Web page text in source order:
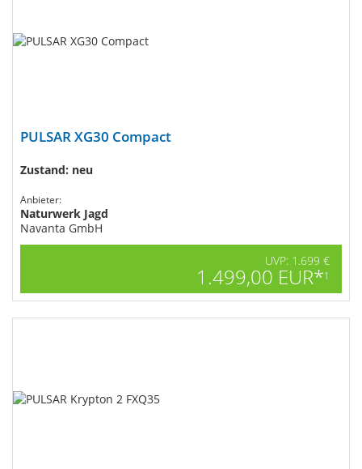
PULSAR XG30 Compact
Zustand: neu
Anbieter:
Naturwerk Jagd
Navanta GmbH
UVP: 1.699 €
1.499,00 EUR*1